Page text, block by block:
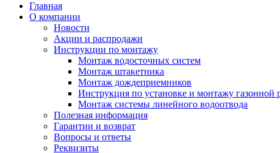
Главная
О компании
Новости
Акции и распродажи
Инструкции по монтажу
Монтаж водосточных систем
Монтаж штакетника
Монтаж дождеприемников
Инструкция по установке и монтажу газонной
Монтаж системы линейного водоотвода
Полезная информация
Гарантии и возврат
Вопросы и ответы
Реквизиты